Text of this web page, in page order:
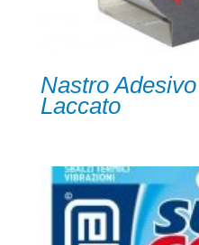
Nastro
Laccato